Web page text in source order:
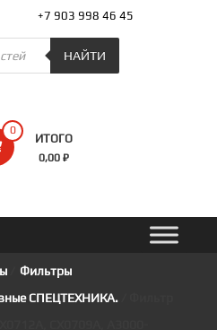
0
ИТОГО
0,00 ₽
+7 903 998 46 45
НАЙТИ
/
Фильтры
СПЕЦТЕХНИКА./ Фильтр